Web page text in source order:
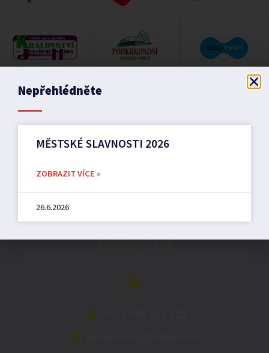
Nepřehlédněte
MĚSTSKÉ SLAVNOSTI 2026
ZOBRAZIT VÍCE »
26.6.2026